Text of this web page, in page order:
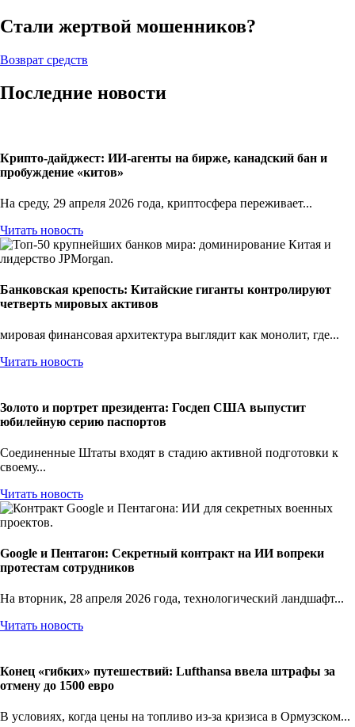
Стали жертвой мошенников?
Возврат средств
Последние новости
Крипто-дайджест: ИИ-агенты на бирже, канадский бан и
пробуждение «китов»
На среду, 29 апреля 2026 года, криптосфера переживает...
Читать новость
Банковская крепость: Китайские гиганты контролируют
четверть мировых активов
мировая финансовая архитектура выглядит как монолит, где...
Читать новость
Золото и портрет президента: Госдеп США выпустит
юбилейную серию паспортов
Соединенные Штаты входят в стадию активной подготовки к
своему...
Читать новость
Google и Пентагон: Секретный контракт на ИИ вопреки
протестам сотрудников
На вторник, 28 апреля 2026 года, технологический ландшафт...
Читать новость
Конец «гибких» путешествий: Lufthansa ввела штрафы за
отмену до 1500 евро
В условиях, когда цены на топливо из-за кризиса в Ормузском...